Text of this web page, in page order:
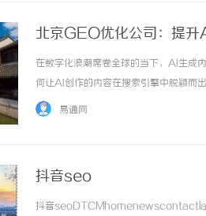
北京GEO优化公司：提升
在数字化浪潮席卷全球的当下，AI生成
何让AI创作的内容在搜索引擎中脱颖而
优化，为AI内容赋予更强的搜索竞争
易通网
抖音seo
抖音